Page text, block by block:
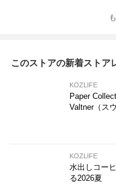
このストアの新着ストア
KOZLIFE
Paper
Valtner（ス
KOZLIFE
水出しコー
る2026夏